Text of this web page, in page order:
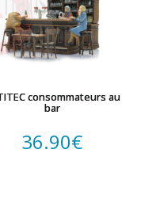
consommateurs au
bar
36.90€